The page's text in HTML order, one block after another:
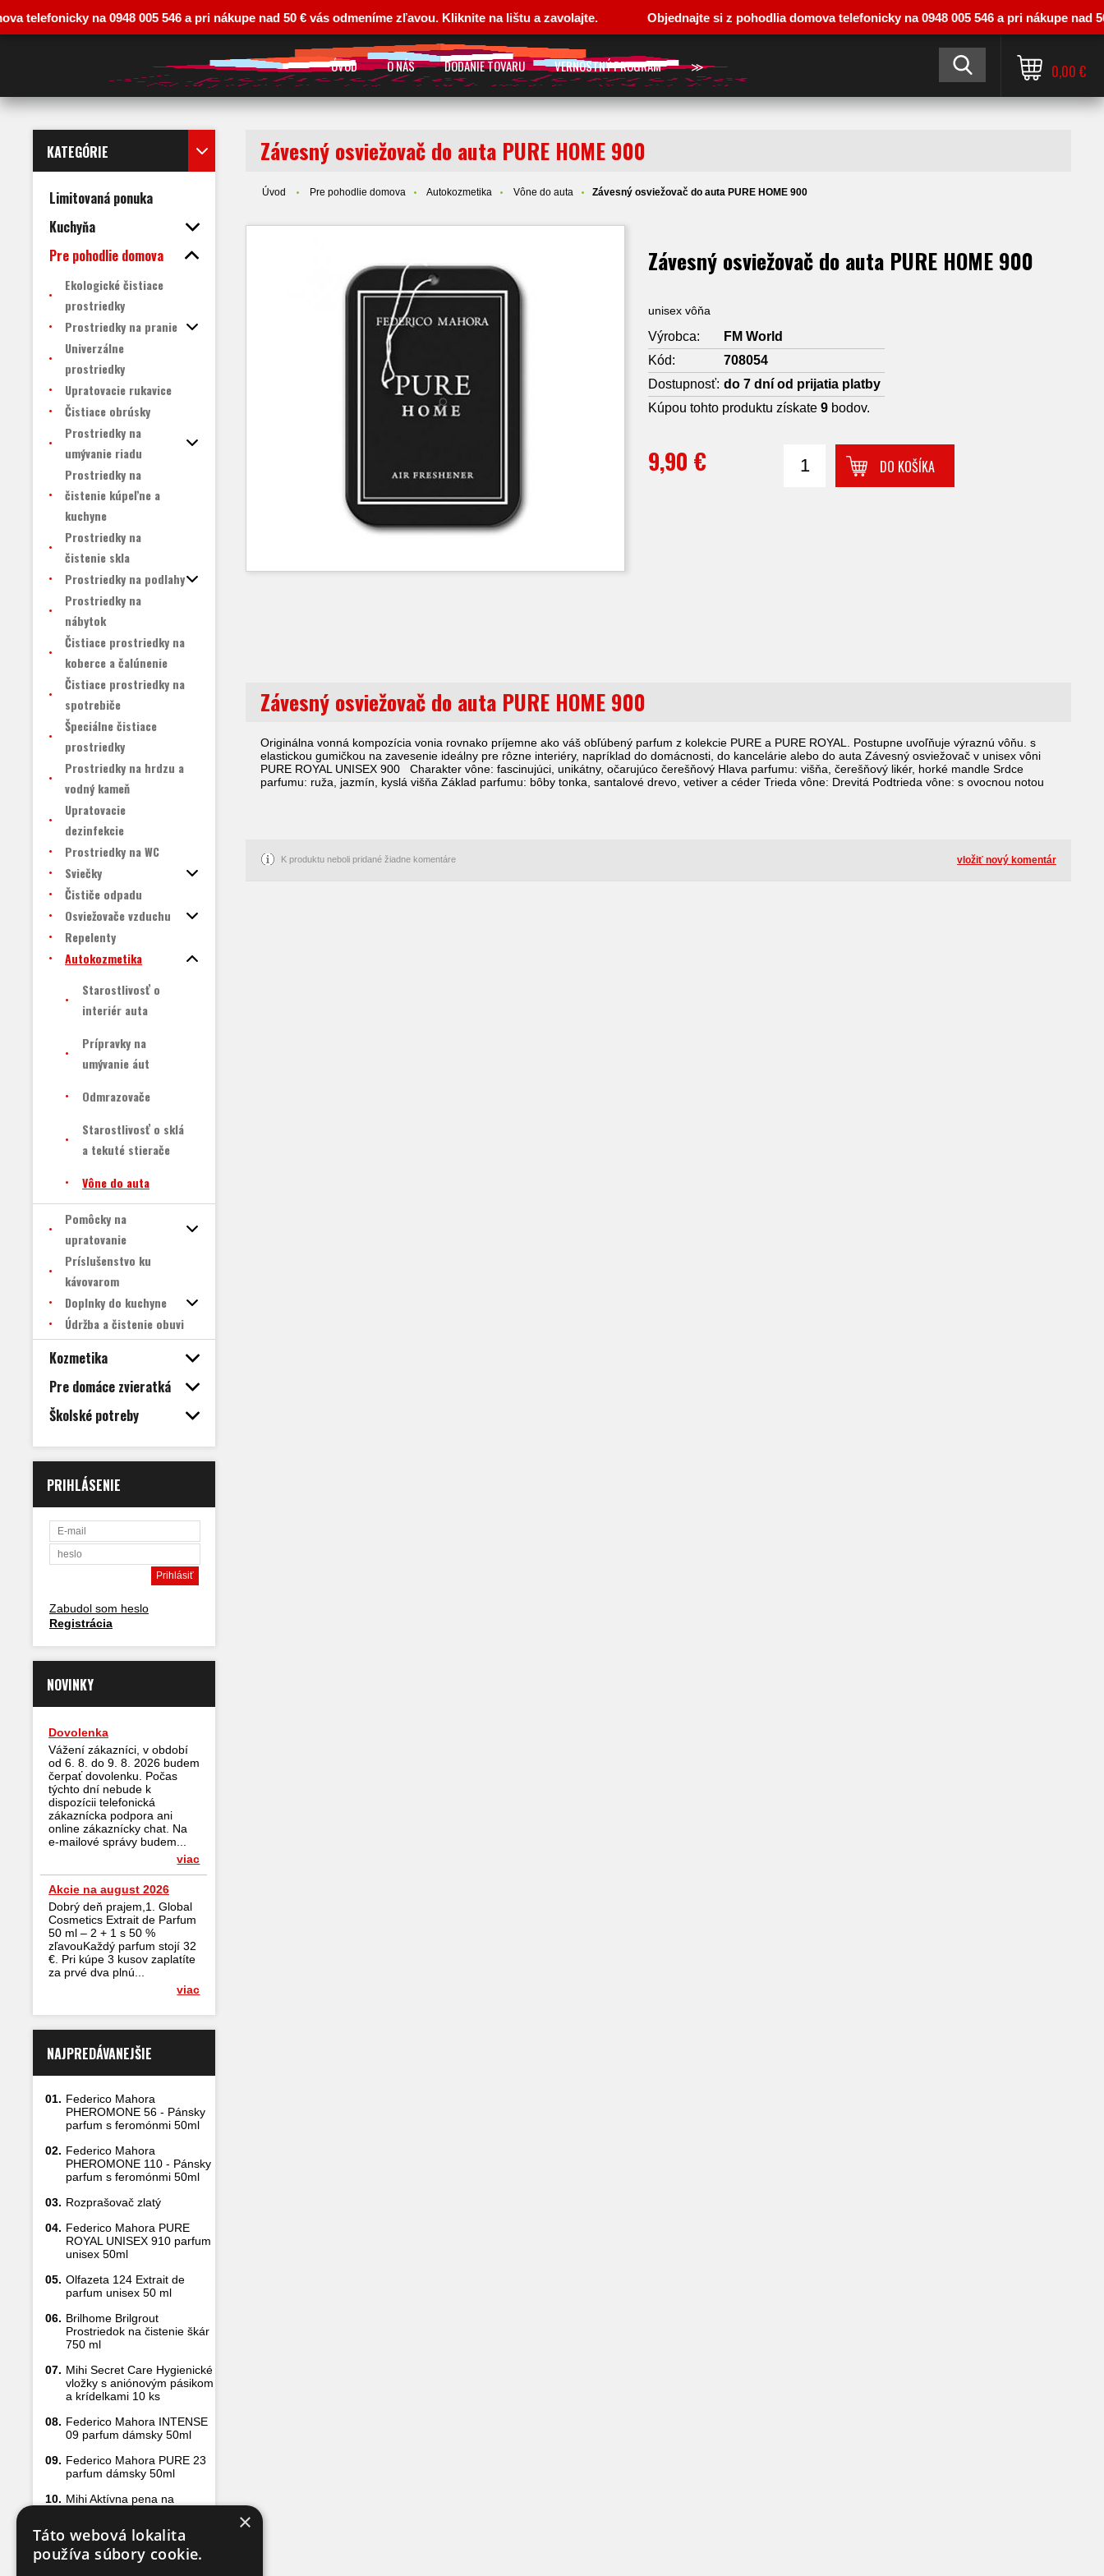
ÚVOD O NÁS DODANIE TOVARU VERNOSTNÝ PROGRAM ≫ 0,00 €
KATEGÓRIE
Limitovaná ponuka
Kuchyňa
Pre pohodlie domova
Ekologické čistiace
prostriedky
Prostriedky na pranie
Univerzálne
prostriedky
Upratovacie rukavice
Čistiace obrúsky
Prostriedky na
umývanie riadu
Prostriedky na
čistenie kúpeľne a
kuchyne
Prostriedky na
čistenie skla
Prostriedky na podlahy
Prostriedky na
nábytok
Čistiace prostriedky na
koberce a čalúnenie
Čistiace prostriedky na
spotrebiče
Špeciálne čistiace
prostriedky
Prostriedky na hrdzu a
vodný kameň
Upratovacie
dezinfekcie
Prostriedky na WC
Sviečky
Čističe odpadu
Osviežovače vzduchu
Repelenty
Autokozmetika
Starostlivosť o
interiér auta
Prípravky na
umývanie áut
Odmrazovače
Starostlivosť o sklá
a tekuté stierače
Vône do auta
Pomôcky na
upratovanie
Príslušenstvo ku
kávovarom
Doplnky do kuchyne
Údržba a čistenie obuvi
Kozmetika
Pre domáce zvieratká
Školské potreby
PRIHLÁSENIE
Zabudol som heslo
Registrácia
NOVINKY
Dovolenka
Vážení zákazníci, v období
od 6. 8. do 9. 8. 2026 budem
čerpať dovolenku. Počas
týchto dní nebude k
dispozícii telefonická
zákaznícka podpora ani
online zákaznícky chat. Na
e-mailové správy budem...
viac
Akcie na august 2026
Dobrý deň prajem,1. Global
Cosmetics Extrait de Parfum
50 ml – 2 + 1 s 50 %
zľavouKaždý parfum stojí 32
€. Pri kúpe 3 kusov zaplatíte
za prvé dva plnú...
viac
NAJPREDÁVANEJŠIE
01. Federico Mahora
PHEROMONE 56 - Pánsky
parfum s feromónmi 50ml
02. Federico Mahora
PHEROMONE 110 - Pánsky
parfum s feromónmi 50ml
03. Rozprašovač zlatý
04. Federico Mahora PURE
ROYAL UNISEX 910 parfum
unisex 50ml
05. Olfazeta 124 Extrait de
parfum unisex 50 ml
06. Brilhome Brilgrout
Prostriedok na čistenie škár
750 ml
07. Mihi Secret Care Hygienické
vložky s aniónovým pásikom
a krídelkami 10 ks
08. Federico Mahora INTENSE
09 parfum dámsky 50ml
09. Federico Mahora PURE 23
parfum dámsky 50ml
10. Mihi Aktívna pena na
Závesný osviežovač do auta PURE HOME 900
Úvod Pre pohodlie domova Autokozmetika Vône do auta Závesný osviežovač do auta PURE HOME 900
Závesný osviežovač do auta PURE HOME 900
unisex vôňa
Výrobca:
FM World
Kód:
708054
Dostupnosť: do 7 dní od prijatia platby
Kúpou tohto produktu získate9 bodov.
9,90 € DO KOŠÍKA
Závesný osviežovač do auta PURE HOME 900
Originálna vonná kompozícia vonia rovnako príjemne ako váš obľúbený parfum z kolekcie PURE a PURE ROYAL. Postupne uvoľňuje výraznú vôňu. s
elastickou gumičkou na zavesenie ideálny pre rôzne interiéry, napríklad do domácnosti, do kancelárie alebo do auta Závesný osviežovač v unisex vôni
PURE ROYAL UNISEX 900 Charakter vône: fascinujúci, unikátny, očarujúco čerešňový Hlava parfumu: višňa, čerešňový likér, horké mandle Srdce
parfumu: ruža, jazmín, kyslá višňa Základ parfumu: bôby tonka, santalové drevo, vetiver a céder Trieda vône: Drevitá Podtrieda vône: s ovocnou notou
K produktu neboli pridané žiadne komentáre vložiť nový komentár
na 0948 005 546 a pri nákupe nad 50 € vás odmeníme zľavou. Kliknite na lištu a zavolajte. Objednajte si z pohodlia domova telefonicky na 0948 005 546 a pri nákupe nad 50 €
×
Táto webová lokalita
používa súbory cookie.